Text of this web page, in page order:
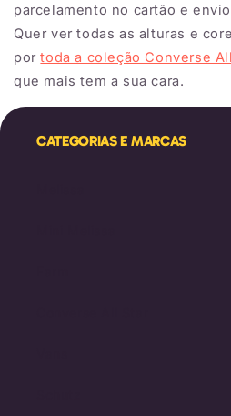
parcelamento no cartão e
Quer ver todas as alturas e
portoda a coleção Converse
que mais tem a sua cara.
CATEGORIAS E MARCAS